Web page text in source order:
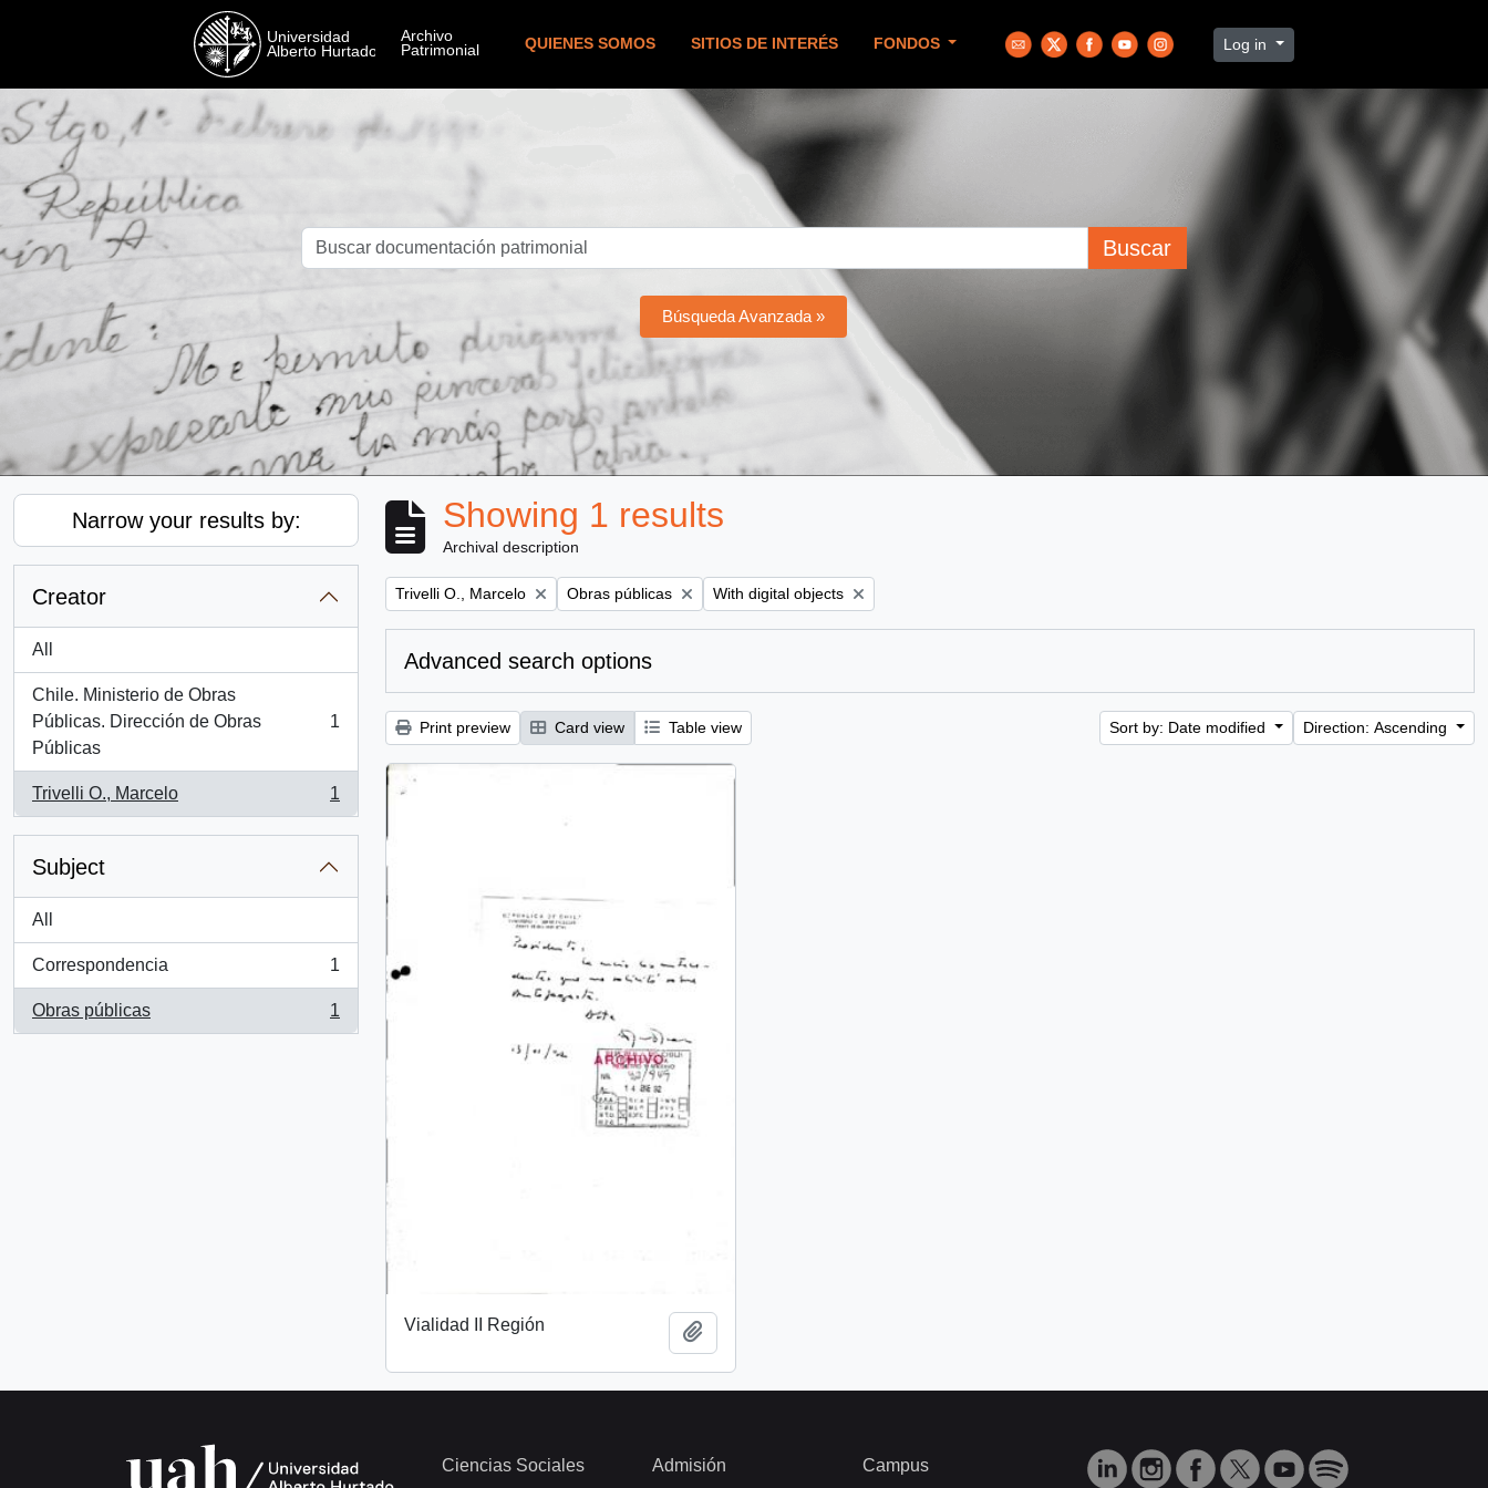
QUIENES SOMOS SITIOS DE INTERÉS FONDOS Log in
Buscar
Búsqueda Avanzada »
Narrow your results by:
Creator
All
Chile. Ministerio de Obras
Públicas. Dirección de Obras
Públicas
, 1 results
1
Trivelli O., Marcelo
, 1 results
1
Subject
All
Correspondencia
, 1 results
1
Obras públicas
, 1 results
1
Showing 1 results
Archival description
Remove filter:
Trivelli O., Marcelo Remove filter:
Obras públicas Remove filter:
With digital objects
Advanced search options
Print preview Card view Table view Sort by: Date modified Direction: Ascending
Vialidad II Región
Ciencias Sociales Admisión Campus